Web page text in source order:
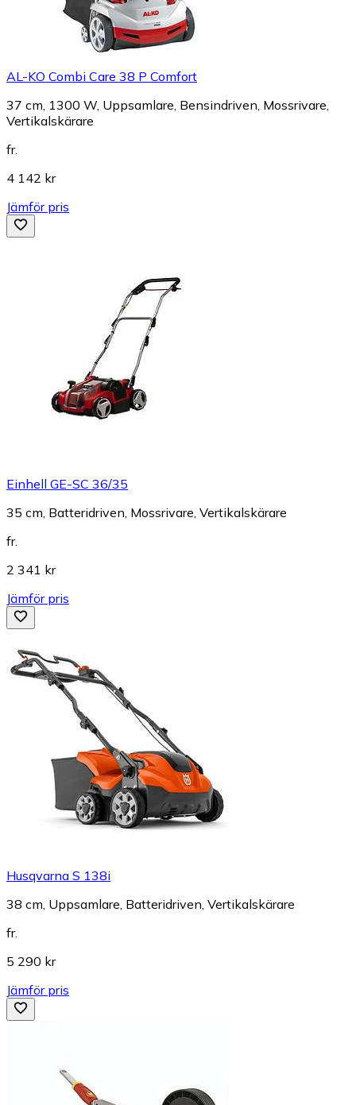
AL-KO Combi Care 38 P Comfort
37 cm, 1300 W, Uppsamlare, Bensindriven, Mossrivare,
Vertikalskärare
fr.
4 142 kr
Jämför pris
Einhell GE-SC 36/35
35 cm, Batteridriven, Mossrivare, Vertikalskärare
fr.
2 341 kr
Jämför pris
Husqvarna S 138i
38 cm, Uppsamlare, Batteridriven, Vertikalskärare
fr.
5 290 kr
Jämför pris